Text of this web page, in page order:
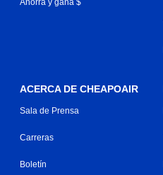
ACERCA DE CHEAPOAIR
Sala de Prensa
Carreras
Boletín